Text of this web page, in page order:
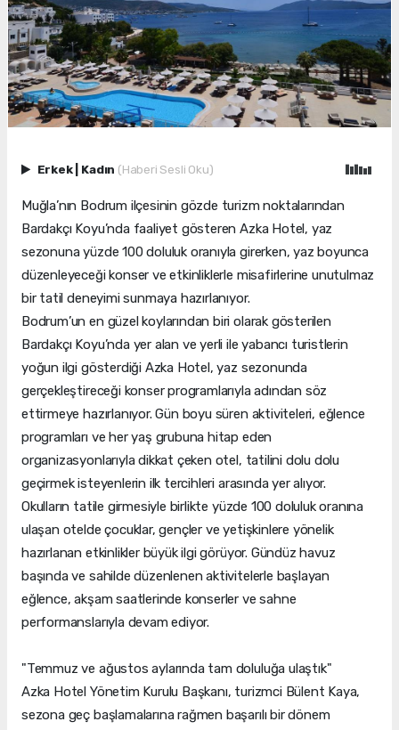
Erkek Kadın (Haberi Sesli Oku)
Muğla’nın Bodrum ilçesinin gözde turizm noktalarından
Bardakçı Koyu’nda faaliyet gösteren Azka Hotel, yaz
sezonuna yüzde 100 doluluk oranıyla girerken, yaz boyunca
düzenleyeceği konser ve etkinliklerle misafirlerine unutulmaz
bir tatil deneyimi sunmaya hazırlanıyor.
Bodrum’un en güzel koylarından biri olarak gösterilen
Bardakçı Koyu’nda yer alan ve yerli ile yabancı turistlerin
yoğun ilgi gösterdiği Azka Hotel, yaz sezonunda
gerçekleştireceği konser programlarıyla adından söz
ettirmeye hazırlanıyor. Gün boyu süren aktiviteleri, eğlence
programları ve her yaş grubuna hitap eden
organizasyonlarıyla dikkat çeken otel, tatilini dolu dolu
geçirmek isteyenlerin ilk tercihleri arasında yer alıyor.
Okulların tatile girmesiyle birlikte yüzde 100 doluluk oranına
ulaşan otelde çocuklar, gençler ve yetişkinlere yönelik
hazırlanan etkinlikler büyük ilgi görüyor. Gündüz havuz
başında ve sahilde düzenlenen aktivitelerle başlayan
eğlence, akşam saatlerinde konserler ve sahne
performanslarıyla devam ediyor.
"Temmuz ve ağustos aylarında tam doluluğa ulaştık"
Azka Hotel Yönetim Kurulu Başkanı, turizmci Bülent Kaya,
sezona geç başlamalarına rağmen başarılı bir dönem